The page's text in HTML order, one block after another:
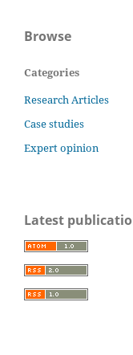
Browse
Categories
Research Articles
Case studies
Expert opinion
Latest